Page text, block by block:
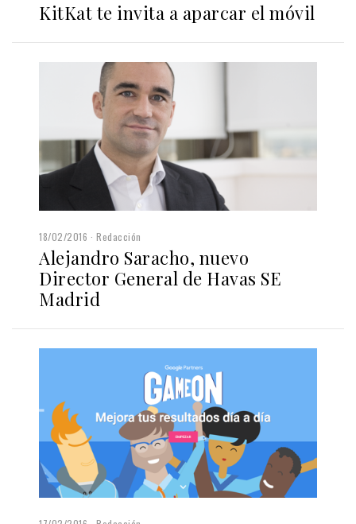
KitKat te invita a aparcar el móvil
18/02/2016 Redacción
Alejandro Saracho, nuevo
Director General de Havas SE
Madrid